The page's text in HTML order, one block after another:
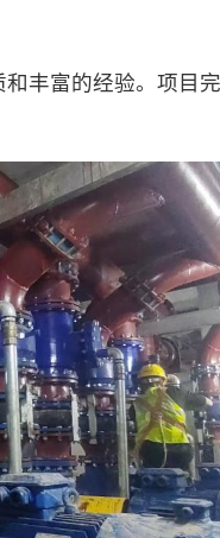
丰富的经验。项目